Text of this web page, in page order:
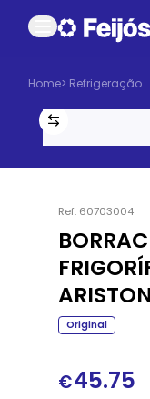
Home> Refrigeração
Ref. 60703004
Original
€45.75